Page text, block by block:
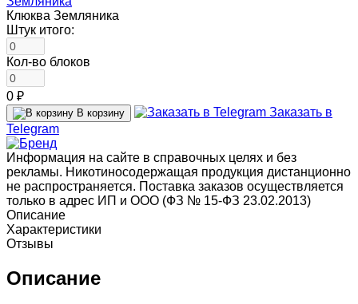
Клюква Земляника
Штук итого:
Кол-во блоков
0 ₽
В корзину
Заказать в
Telegram
Информация на сайте в справочных целях и без
рекламы. Никотиносодержащая продукция дистанционно
не распространяется. Поставка заказов осуществляется
только в адрес ИП и ООО (ФЗ № 15-ФЗ 23.02.2013)
Описание
Характеристики
Отзывы
Описание